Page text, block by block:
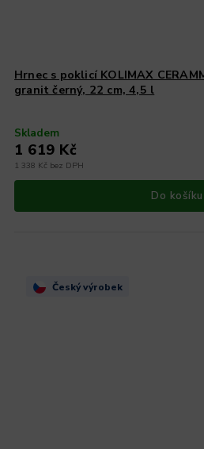
Hrnec s poklicí KOLIMAX
granit černý, 22 cm, 4,5 l
Skladem
1 338 Kč bez DPH
1 619 Kč
Do košíku
Český výrobek